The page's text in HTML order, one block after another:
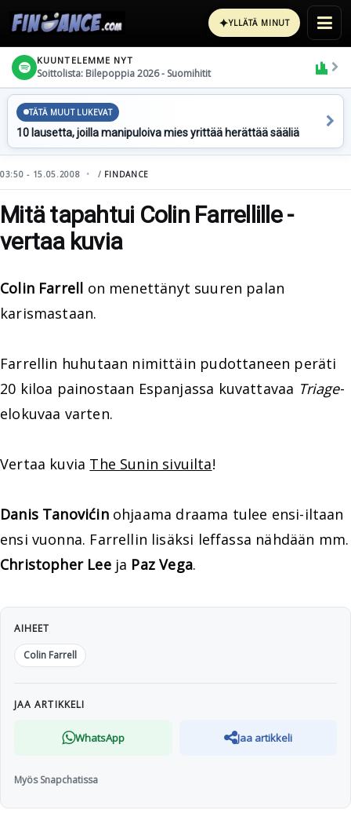
✦YLLÄTÄ MINUT
KUUNTELEMME NYT
Soittolista: Bilepoppia 2026 - Suomihitit
TÄTÄ MUUT LUKEVAT
10 lausetta, joilla manipuloiva mies yrittää herättää sääliä
03:50 - 15.05.2008 / FINDANCE
Mitä tapahtui Colin Farrellille -
vertaa kuvia
Colin Farrell on menettänyt suuren palan
karismastaan.
Farrellin huhutaan nimittäin pudottaneen peräti
20 kiloa painostaan Espanjassa kuvattavaa Triage-
elokuvaa varten.
Vertaa kuvia The Sunin sivuilta!
Danis Tanovićinohjaama draama tulee ensi-iltaan
ensi vuonna. Farrellin lisäksi leffassa nähdään mm.
Christopher Leeja Paz Vega.
AIHEET
Colin Farrell
JAA ARTIKKELI
WhatsApp Jaa artikkeli
Myös Snapchatissa